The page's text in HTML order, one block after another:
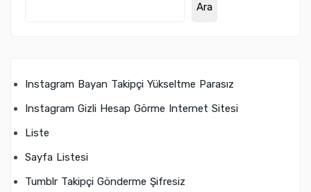
Ara
Instagram Bayan Takipçi Yükseltme Parasız
Instagram Gizli Hesap Görme Internet Sitesi
Liste
Sayfa Listesi
Tumblr Takipçi Gönderme Şifresiz